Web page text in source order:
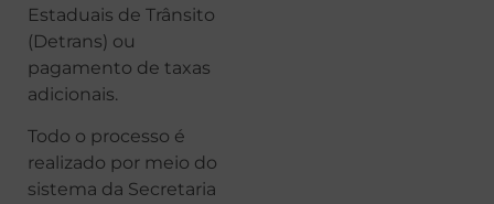
Estaduais de Trânsito
(Detrans) ou
pagamento de taxas
adicionais.
Todo o processo é
realizado por meio do
sistema da Secretaria